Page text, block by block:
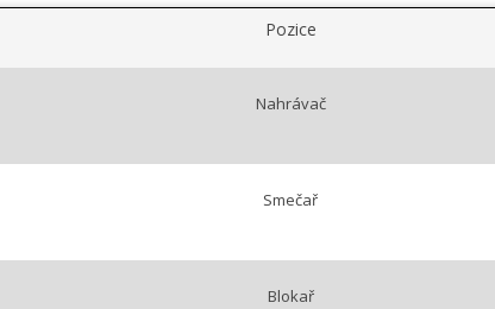
Pozice
Nahrávač
Smečař
Blokař